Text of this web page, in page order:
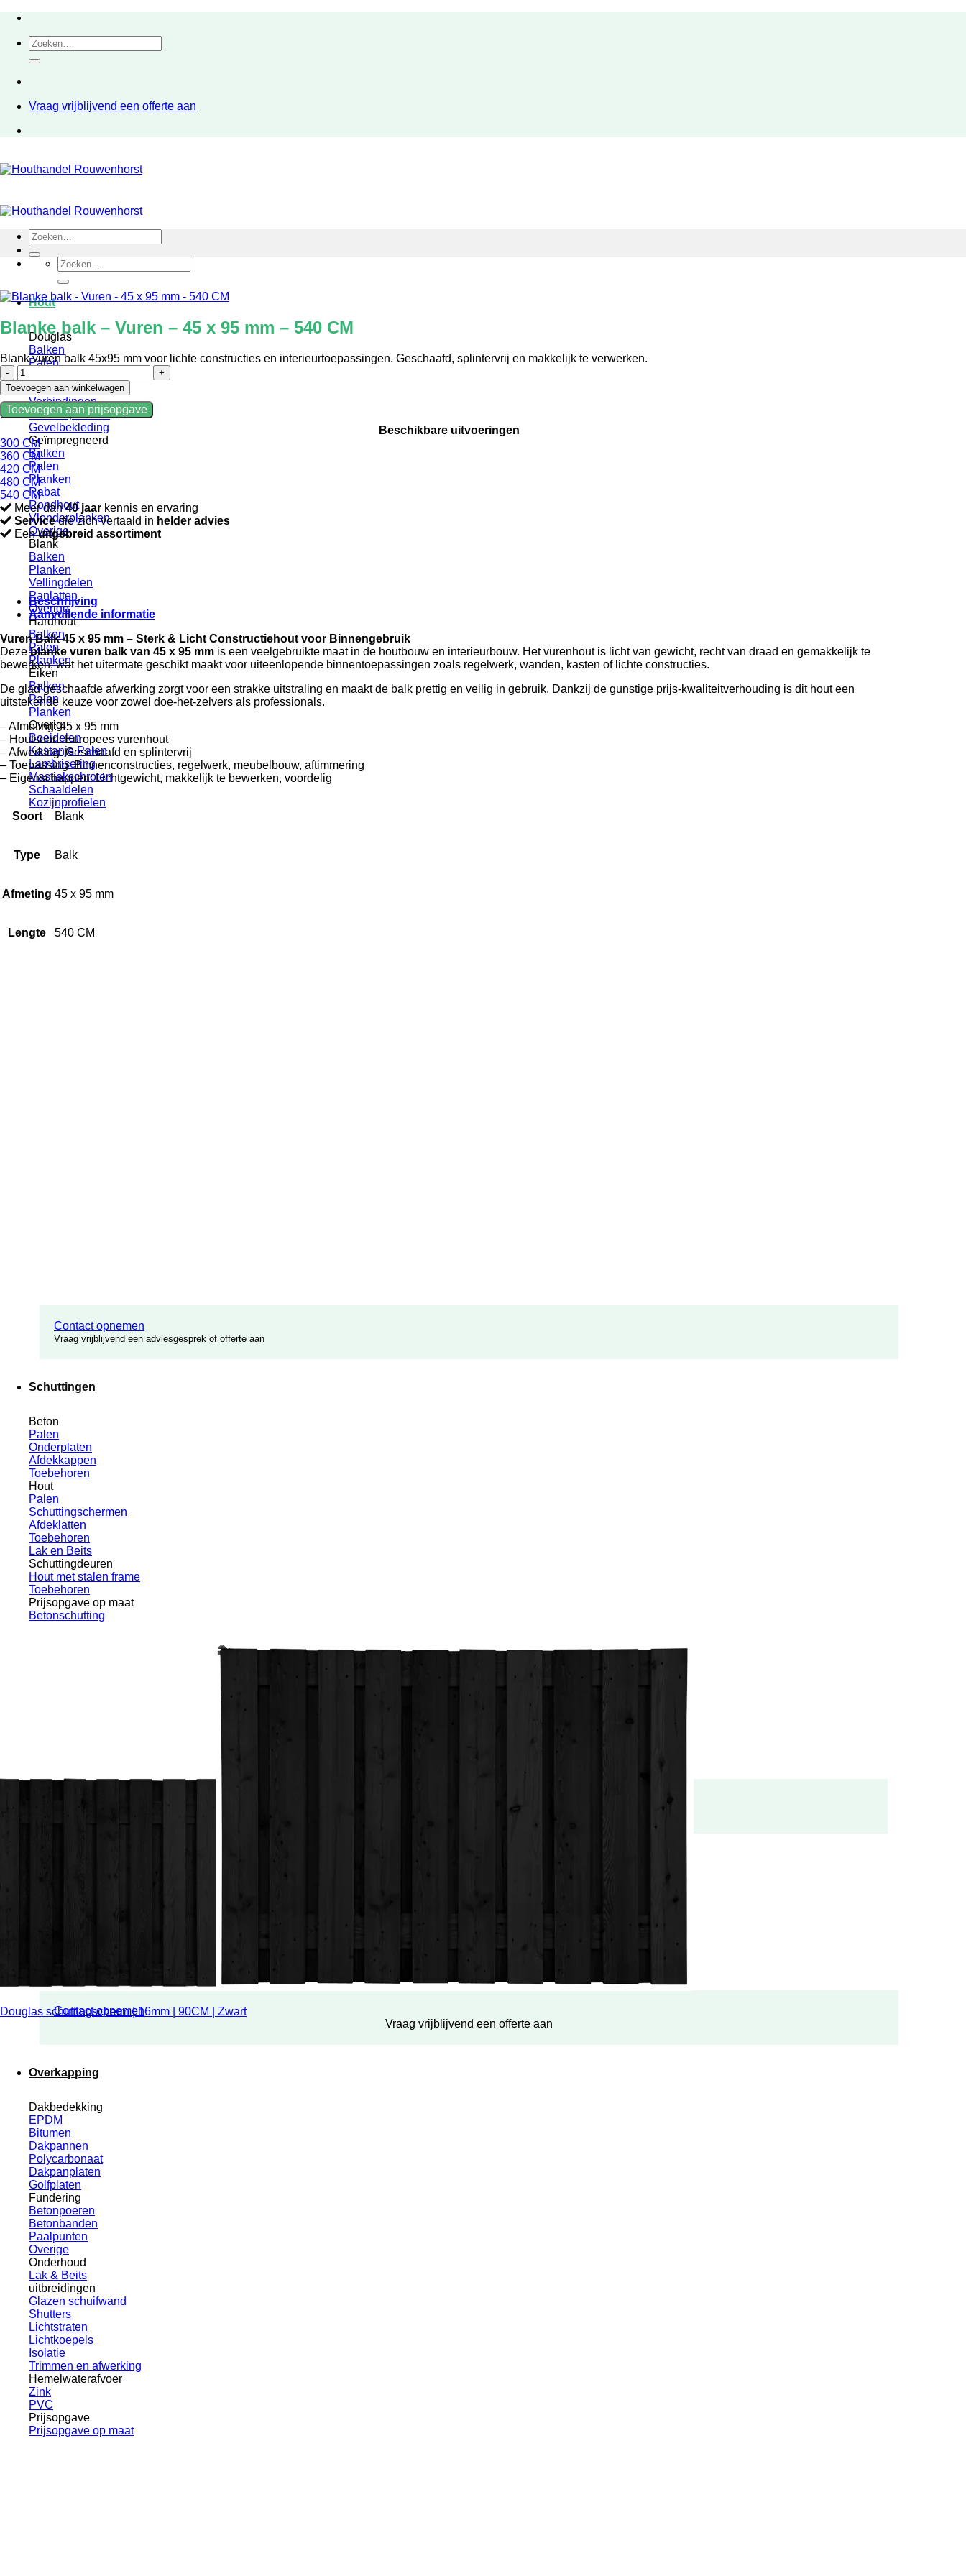
inhoudZoeken
naar:
Vraag vrijblijvend een offerte aan
Zoeken
naar:
Hout
Douglas
Balken
Palen
Rabat
Verbindingen
Vlonderplanken
Gevelbekleding
Geïmpregneerd
Balken
Palen
Planken
Rabat
Rondhout
Vlonderplanken
Overige
Blank
Balken
Planken
Vellingdelen
Panlatten
Overige
Hardhout
Balken
Palen
Planken
Eiken
Balken
Palen
Planken
Overig
Boeidelen
Kastanje Palen
Lambrisering
Mastiekschroten
Schaaldelen
Kozijnprofielen
Contact opnemen
Vraag vrijblijvend een adviesgesprek of offerte aan
Schuttingen
Beton
Palen
Onderplaten
Afdekkappen
Toebehoren
Hout
Palen
Schuttingschermen
Afdeklatten
Toebehoren
Lak en Beits
Schuttingdeuren
Hout met stalen frame
Toebehoren
Prijsopgave op maat
Betonschutting
Bekijk onze voorbeelden
Contact opnemen
Vraag vrijblijvend een offerte aan
Overkapping
Dakbedekking
EPDM
Bitumen
Dakpannen
Polycarbonaat
Dakpanplaten
Golfplaten
Fundering
Betonpoeren
Betonbanden
Paalpunten
Overige
Onderhoud
Lak & Beits
uitbreidingen
Glazen schuifwand
Shutters
Lichtstraten
Lichtkoepels
Isolatie
Trimmen en afwerking
Hemelwaterafvoer
Zink
PVC
Prijsopgave
Prijsopgave op maat
Zoeken
naar:
Blanke balk – Vuren – 45 x 95 mm – 540 CM
Blank vuren balk 45x95 mm voor lichte constructies en interieurtoepassingen. Geschaafd, splintervrij en makkelijk te verwerken.
Blanke
balk
-
Vuren
-
45
x
95
mm
-
540
CM
aantal
Toevoegen aan winkelwagen
Toevoegen aan prijsopgave
Beschikbare uitvoeringen
300 CM
360 CM
420 CM
480 CM
540 CM
Meer dan40 jaar kennis en ervaring
Servicedie zich vertaald in helder advies
Eenuitgebreid assortiment
Beschrijving
Aanvullende informatie
Vuren Balk 45 x 95 mm – Sterk & Licht Constructiehout voor Binnengebruik
Dezeblanke vuren balk van 45 x 95 mm is een veelgebruikte maat in de houtbouw en interieurbouw. Het vurenhout is licht van gewicht, recht van draad en gemakkelijk te
bewerken, wat het uitermate geschikt maakt voor uiteenlopende binnentoepassingen zoals regelwerk, wanden, kasten of lichte constructies.
De glad geschaafde afwerking zorgt voor een strakke uitstraling en maakt de balk prettig en veilig in gebruik. Dankzij de gunstige prijs-kwaliteitverhouding is dit hout een
uitstekende keuze voor zowel doe-het-zelvers als professionals.
– Afmeting: 45 x 95 mm
– Houtsoort: Europees vurenhout
– Afwerking: Geschaafd en splintervrij
– Toepassing: Binnenconstructies, regelwerk, meubelbouw, aftimmering
– Eigenschappen: Lichtgewicht, makkelijk te bewerken, voordelig
Soort Blank
Type Balk
Afmeting 45 x 95 mm
Lengte 540 CM
Douglas schuttingscherm | 16mm | 90CM | Zwart